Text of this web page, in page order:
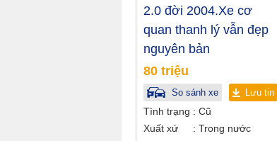
2.0 đời 2004.Xe cơ
quan thanh lý vẫn đẹp
nguyên bản
80 triệu
So sánh xe Lưu tin
Tình trạng
Cũ
Xuất xứ
Trong nước